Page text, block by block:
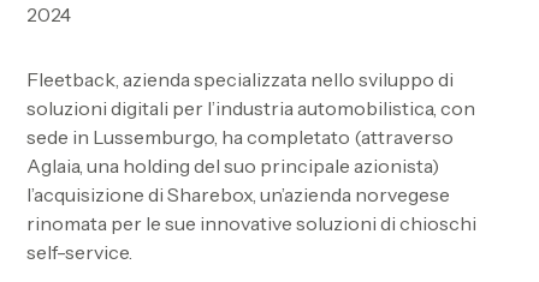
2024
Fleetback, azienda specializzata nello sviluppo di
soluzioni digitali per l’industria automobilistica, con
sede in Lussemburgo, ha completato (attraverso
Aglaia, una holding del suo principale azionista)
l’acquisizione di Sharebox, un’azienda norvegese
rinomata per le sue innovative soluzioni di chioschi
self-service.